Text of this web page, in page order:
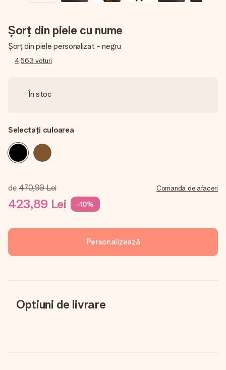
Șorț din piele cu nume
Șorț din piele personalizat - negru
4,563 voturi
În stoc
Selectați culoarea
de 470,99 Lei
423,89 Lei -10%
Comanda de afaceri
Personalizează
Optiuni de livrare